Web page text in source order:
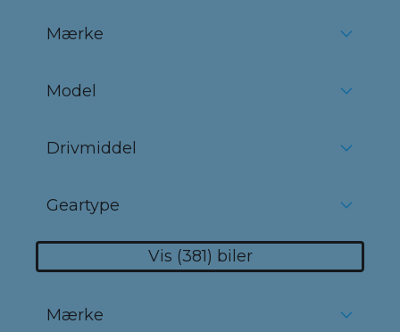
Mærke
Model
Drivmiddel
Geartype
Vis 381 biler
Mærke